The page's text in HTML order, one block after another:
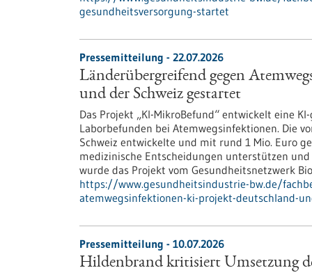
gesundheitsversorgung-startet
Pressemitteilung - 22.07.2026
Länderübergreifend gegen
und der Schweiz gestartet
Das Projekt „KI-MikroBefund“ entwickelt eine
Laborbefunden bei Atemwegsinfektionen. Die
Schweiz entwickelte und mit rund 1 Mio. Euro
medizinische Entscheidungen unterstützen
wurde das Projekt vom Gesundheitsnetzwerk
https://www.gesundheitsindustrie-bw.de/
atemwegsinfektionen-ki-projekt-deutschland-
Pressemitteilung - 10.07.2026
Hildenbrand kritisiert Umsetzung